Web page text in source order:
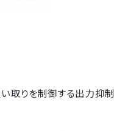
取りを制御する出力抑制